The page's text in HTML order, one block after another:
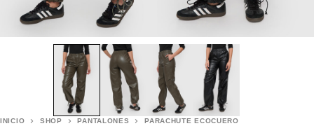
INICIO SHOP PANTALONES PARACHUTE ECOCUERO